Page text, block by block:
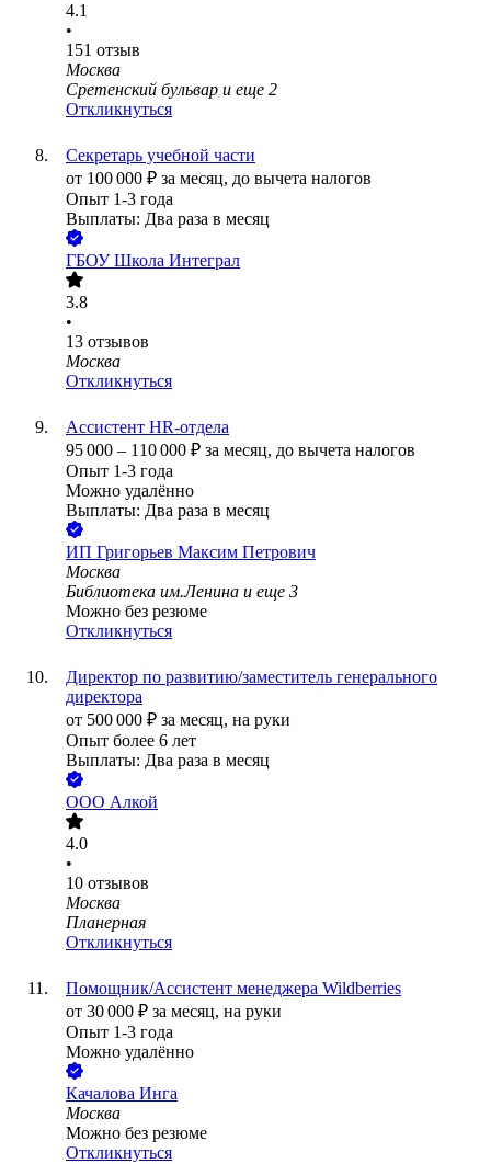
4.1
•
151 отзыв
Москва
Сретенский бульвар и еще 2
Откликнуться
Секретарь учебной части
от 100 000 ₽ за месяц, до вычета налогов
Опыт 1-3 года
Выплаты: Два раза в месяц
ГБОУ Школа Интеграл
3.8
•
13 отзывов
Москва
Откликнуться
Ассистент HR-отдела
95 000 – 110 000 ₽ за месяц, до вычета налогов
Опыт 1-3 года
Можно удалённо
Выплаты: Два раза в месяц
ИП Григорьев Максим Петрович
Москва
Библиотека им.Ленина и еще 3
Можно без резюме
Откликнуться
Директор по развитию/заместитель генерального
директора
от 500 000 ₽ за месяц, на руки
Опыт более 6 лет
Выплаты: Два раза в месяц
ООО Алкой
4.0
•
10 отзывов
Москва
Планерная
Откликнуться
Помощник/Ассистент менеджера Wildberries
от 30 000 ₽ за месяц, на руки
Опыт 1-3 года
Можно удалённо
Качалова Инга
Москва
Можно без резюме
Откликнуться